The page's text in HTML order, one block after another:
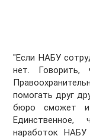
"Если НАБУ
нет.
помогать друг
бюро сможет и
наработок